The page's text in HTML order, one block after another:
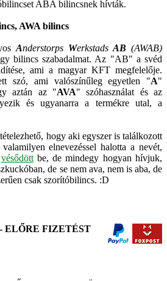
ABA bilincsnek hívták.
AWA bilincs
Anderstorps WerkstadsAB (AWAB)
bilincs szabadalmat. Az "AB" a svéd
ami a magyar KFT megfelelője.
szó, ami valószínűleg egyetlen "A"
aztán az "AVA" szóhasználat és az
és ugyanarra a termékre utal, a
hogy aki egyszer is találkozott
elnevezéssel halotta a nevét,
vésődöttbe, de mindegy hogyan hívjuk,
de se nem ava, nem is aba, de
csak szorítóbilincs. :D
ELŐRE FIZETÉST